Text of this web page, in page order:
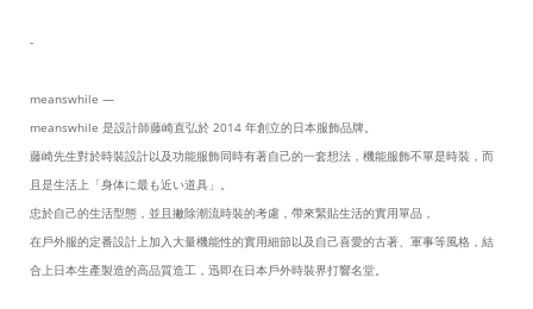
-
meanswhile —
meanswhile 是設計師藤崎直弘於 2014 年創立的日本服飾品牌。
藤崎先生對於時裝設計以及功能服飾同時有著自己的一套想法，機能服飾不單是時裝，而
且是生活上「身体に最も近い道具」。
忠於自己的生活型態，並且撇除潮流時裝的考慮，帶來緊貼生活的實用單品，
在戶外服的定番設計上加入大量機能性的實用細節以及自己喜愛的古著、軍事等風格，結
合上日本生產製造的高品質造工，迅即在日本戶外時裝界打響名堂。